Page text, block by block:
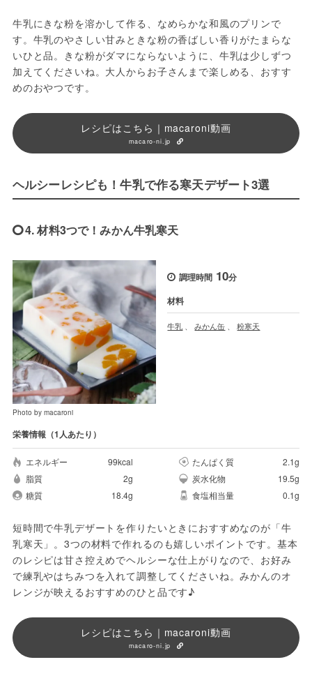
牛乳にきな粉を溶かして作る、なめらかな和風のプリンで
す。牛乳のやさしい甘みときな粉の香ばしい香りがたまらな
いひと品。きな粉がダマにならないように、牛乳は少しずつ
加えてくださいね。大人からお子さんまで楽しめる、おすす
めのおやつです。
レシピはこちら｜macaroni動画
macaro-ni.jp
ヘルシーレシピも！牛乳で作る寒天デザート3選
4. 材料3つで！みかん牛乳寒天
Photo by macaroni
調理時間 10分
材料
牛乳 、みかん缶 、粉寒天
栄養情報（1人あたり）
エネルギー 99kcal たんぱく質
2.1g
脂質
2g 炭水化物
19.5g
糖質
18.4g 食塩相当量 0.1g
短時間で牛乳デザートを作りたいときにおすすめなのが「牛
乳寒天」。3つの材料で作れるのも嬉しいポイントです。基本
のレシピは甘さ控えめでヘルシーな仕上がりなので、お好み
で練乳やはちみつを入れて調整してくださいね。みかんのオ
レンジが映えるおすすめのひと品です♪
レシピはこちら｜macaroni動画
macaro-ni.jp